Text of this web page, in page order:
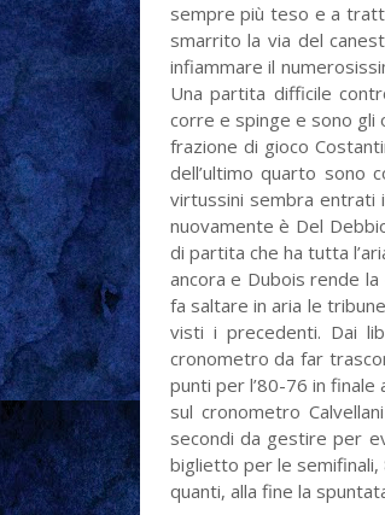
sempre più teso e a
smarrito la via del
infiammare il
Una partita difficile
corre e spinge e sono gli
frazione di gioco
dell’ultimo quarto sono
virtussini sembra entrati
nuovamente è Del
di partita che ha tutta
ancora e Dubois rende
fa saltare in aria le
visti i precedenti. Dai
cronometro da far
punti per l’80-76 in finale
sul cronometro
secondi da gestire per
biglietto per le
quanti, alla fine la